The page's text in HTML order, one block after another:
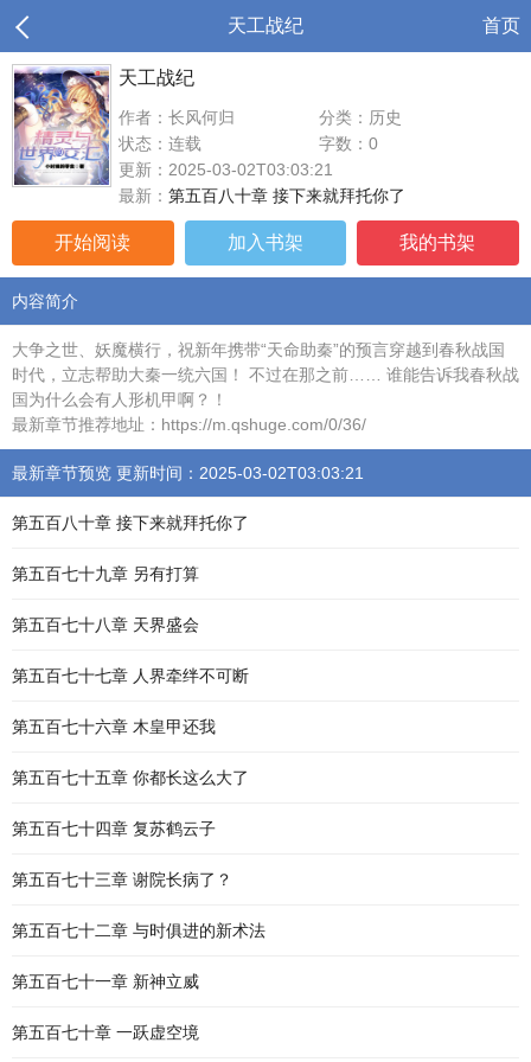
天工战纪 首页
天工战纪
作者：长风何归
分类：历史
状态：连载
字数：0
更新：2025-03-02T03:03:21
最新： 第五百八十章 接下来就拜托你了
开始阅读 加入书架 我的书架
内容简介
大争之世、妖魔横行，祝新年携带“天命助秦”的预言穿越到春秋战国
时代，立志帮助大秦一统六国！ 不过在那之前…… 谁能告诉我春秋战
国为什么会有人形机甲啊？！
最新章节推荐地址：https://m.qshuge.com/0/36/
最新章节预览 更新时间：2025-03-02T03:03:21
第五百八十章 接下来就拜托你了
第五百七十九章 另有打算
第五百七十八章 天界盛会
第五百七十七章 人界牵绊不可断
第五百七十六章 木皇甲还我
第五百七十五章 你都长这么大了
第五百七十四章 复苏鹤云子
第五百七十三章 谢院长病了？
第五百七十二章 与时俱进的新术法
第五百七十一章 新神立威
第五百七十章 一跃虚空境